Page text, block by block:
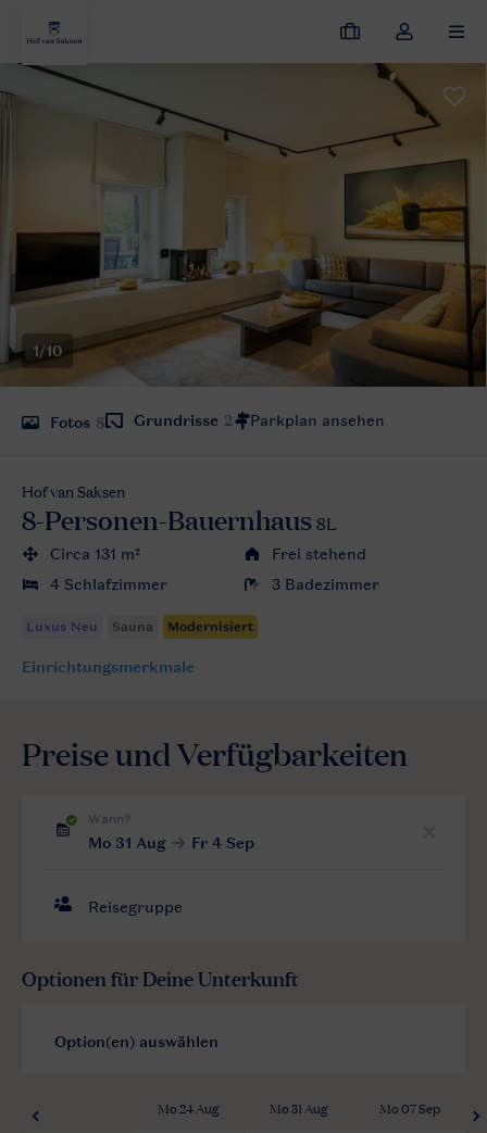
Meine
Buchungen
Dropdown-
Menü
meines
Kontos
öffnen
1/10
Fotos 8 Grundrisse 2
Hof van Saksen
8-Personen-Bauernhaus 8L
Circa 131 m²
Frei stehend
4 Schlafzimmer
3 Badezimmer
Einrichtungsmerkmale
Preise und Verfügbarkeiten
Optionen für Deine Unterkunft
Mo 24 Aug Mo 31 Aug Mo 07 Sep